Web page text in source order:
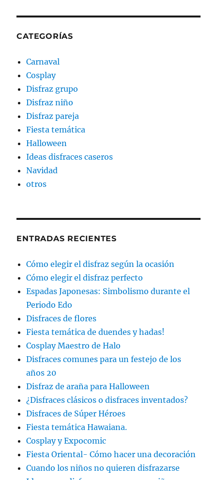
CATEGORÍAS
Carnaval
Cosplay
Disfraz grupo
Disfraz niño
Disfraz pareja
Fiesta temática
Halloween
Ideas disfraces caseros
Navidad
otros
ENTRADAS RECIENTES
Cómo elegir el disfraz según la ocasión
Cómo elegir el disfraz perfecto
Espadas Japonesas: Simbolismo durante el
Periodo Edo
Disfraces de flores
Fiesta temática de duendes y hadas!
Cosplay Maestro de Halo
Disfraces comunes para un festejo de los
años 20
Disfraz de araña para Halloween
¿Disfraces clásicos o disfraces inventados?
Disfraces de Súper Héroes
Fiesta temática Hawaiana.
Cosplay y Expocomic
Fiesta Oriental- Cómo hacer una decoración
Cuando los niños no quieren disfrazarse